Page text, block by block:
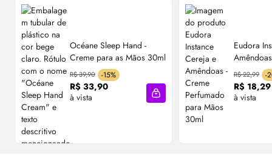
Océane Sleep Hand -
Creme para as Mãos 30ml
R$ 39,90 -15%
R$ 33,90
à vista
Adicionar à sacola
Eudora
30ml
R$ 22,99 -
R$ 18,29
à vista